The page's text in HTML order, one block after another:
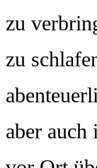
zu
zu
aber auch